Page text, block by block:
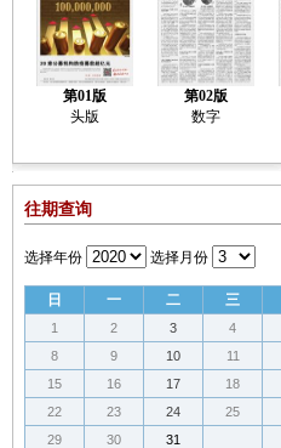
第01版
头版
第02版
数字
往期查询
选择年份 选择月份
日 一 二 三
1 2 3 4
8
9 10 11
15
16 17 18
22
23 24 25
29
30 31